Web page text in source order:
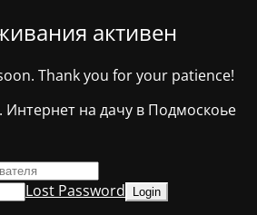
активен
Thank you for your patience!
на дачу в Подмоскоье
Lost Password